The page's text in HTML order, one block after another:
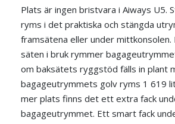
Plats är ingen bristvara i Aiways U5.
ryms i det praktiska och stängda
framsätena eller under mittkonsolen.
säten i bruk rymmer
om baksätets ryggstöd fälls in plant
bagageutrymmets golv ryms 1 619
mer plats finns det ett extra fack
bagageutrymmet. Ett smart fack